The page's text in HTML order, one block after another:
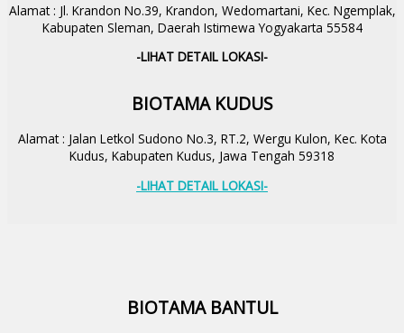
Alamat : Jl. Krandon No.39, Krandon, Wedomartani, Kec. Ngemplak,
Kabupaten Sleman, Daerah Istimewa Yogyakarta 55584
-LIHAT DETAIL LOKASI-
BIOTAMA KUDUS
Alamat : Jalan Letkol Sudono No.3, RT.2, Wergu Kulon, Kec. Kota
Kudus, Kabupaten Kudus, Jawa Tengah 59318
-LIHAT DETAIL LOKASI-
BIOTAMA BANTUL